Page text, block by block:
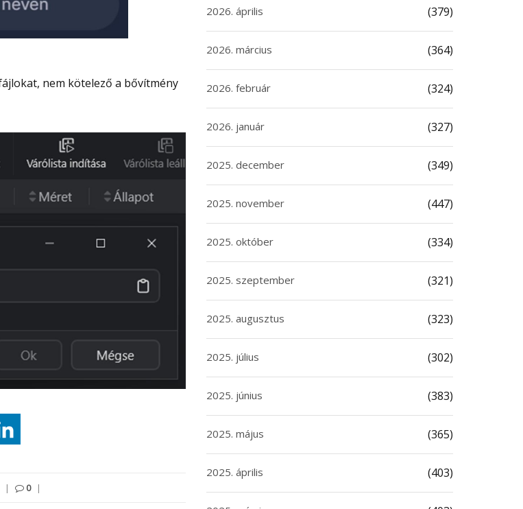
| 0 |
2026. április (379)
2026. március (364)
2026. február (324)
2026. január (327)
2025. december (349)
2025. november (447)
2025. október (334)
2025. szeptember (321)
2025. augusztus (323)
2025. július (302)
2025. június (383)
2025. május (365)
2025. április (403)